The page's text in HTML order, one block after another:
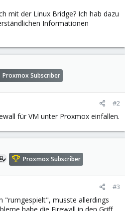
mit der Linux Bridge? Ich hab dazu
Informationen
Proxmox Subscriber
#2
für VM unter Proxmox einfallen.
Proxmox Subscriber
#3
"rumgespielt", musste allerdings